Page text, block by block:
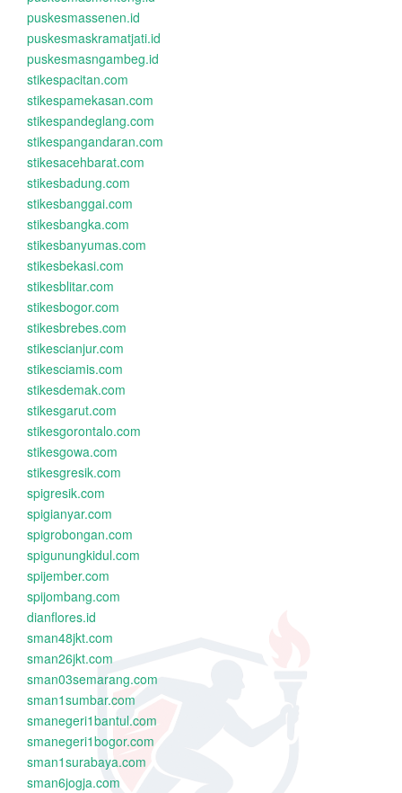
puskesmassenen.id
puskesmaskramatjati.id
puskesmasngambeg.id
stikespacitan.com
stikespamekasan.com
stikespandeglang.com
stikespangandaran.com
stikesacehbarat.com
stikesbadung.com
stikesbanggai.com
stikesbangka.com
stikesbanyumas.com
stikesbekasi.com
stikesblitar.com
stikesbogor.com
stikesbrebes.com
stikescianjur.com
stikesciamis.com
stikesdemak.com
stikesgarut.com
stikesgorontalo.com
stikesgowa.com
stikesgresik.com
spigresik.com
spigianyar.com
spigrobongan.com
spigunungkidul.com
spijember.com
spijombang.com
dianflores.id
sman48jkt.com
sman26jkt.com
sman03semarang.com
sman1sumbar.com
smanegeri1bantul.com
smanegeri1bogor.com
sman1surabaya.com
sman6jogja.com